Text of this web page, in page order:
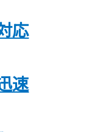
応
速